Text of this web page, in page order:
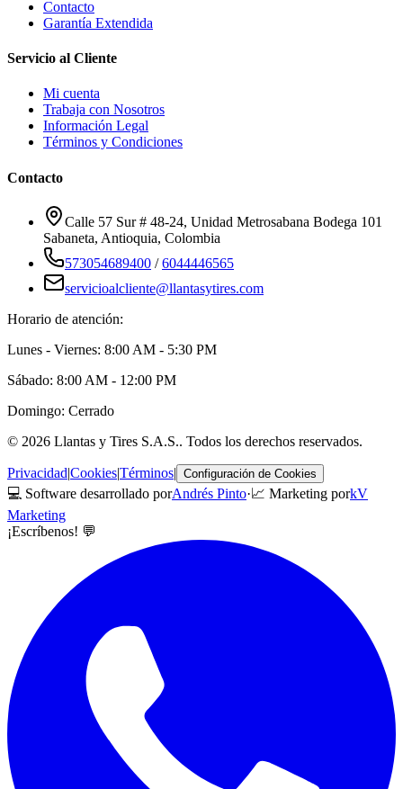
Contacto
Garantía Extendida
Servicio al Cliente
Mi cuenta
Trabaja con Nosotros
Información Legal
Términos y Condiciones
Contacto
Calle 57 Sur # 48-24, Unidad Metrosabana Bodega 101
Sabaneta, Antioquia, Colombia
573054689400 /6044446565
servicioalcliente@llantasytires.com
Horario de atención:
Lunes - Viernes: 8:00 AM - 5:30 PM
Sábado: 8:00 AM - 12:00 PM
Domingo: Cerrado
© 2026 Llantas y Tires S.A.S.. Todos los derechos reservados.
Privacidad|Cookies|Términos| Configuración de Cookies
💻 Software desarrollado porAndrés Pinto·📈 Marketing porkV
Marketing
¡Escríbenos! 💬